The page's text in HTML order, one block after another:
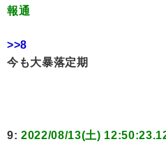
報通
>>8
今も大暴落定期
9: 2022/08/13(土)